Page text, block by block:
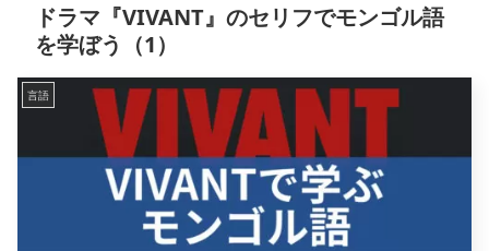
ドラマ『VIVANT』のセリフでモンゴル語
を学ぼう（1）
言語